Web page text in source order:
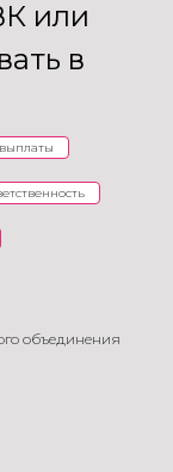
или
в
объединения